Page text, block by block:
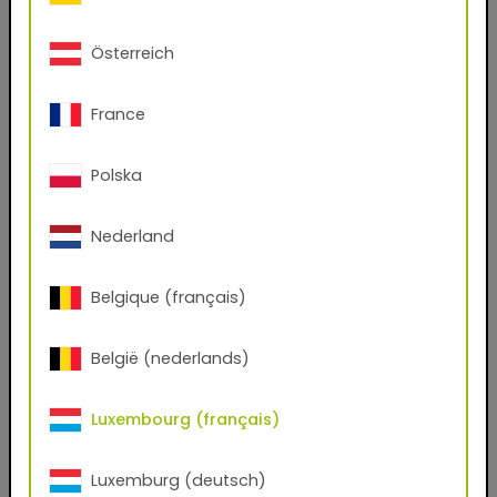
Oui
Prénom
Nom de famille
Numéro de téléphone
Österreich
France
Polska
Nederland
Belgique (français)
België (nederlands)
Luxembourg (français)
Luxemburg (deutsch)